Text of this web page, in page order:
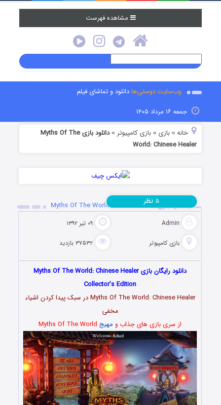
مشاهده فهرست
وب‌سایت دوستی‌هادانلود و تماشای فیلم
جمعه ۱۶ مرداد ۱۴۰۵
خانه »بازی »بازی کامپیوتر »
دانلود بازی Myths Of The
World: Chinese Healer
دانلود بازی Myths Of The World: Chinese Healer
Admin ۰۹ تیر ۱۳۹۲
بازی کامپیوتر ۳۷۵۳۲ بازدید
۵ نظر
دانلود رایگان بازی Myths Of The World: Chinese Healer
Collector’s Edition
Myths Of The World: Chinese Healer در سبک پیدا کردن اشیاء
مخفی
از سری بازی های جذاب و مهیج